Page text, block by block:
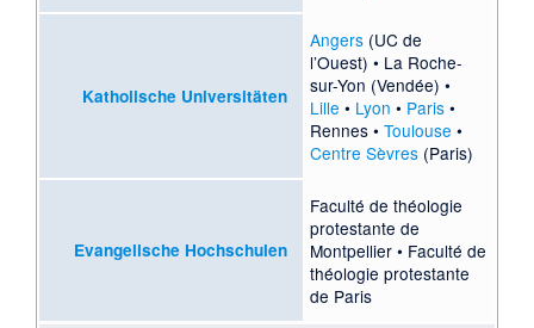
Katholische Universitäten
Angers(UC de
l’Ouest) • La Roche-
sur-Yon (Vendée) •
Lille • Lyon • Paris•
Rennes• Toulouse •
Centre Sèvres(Paris)
Evangelische Hochschulen
Faculté de théologie
protestante de
Montpellier• Faculté de
théologie protestante
de Paris